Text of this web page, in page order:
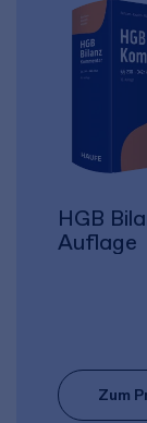
HGB
Auflage
Zum